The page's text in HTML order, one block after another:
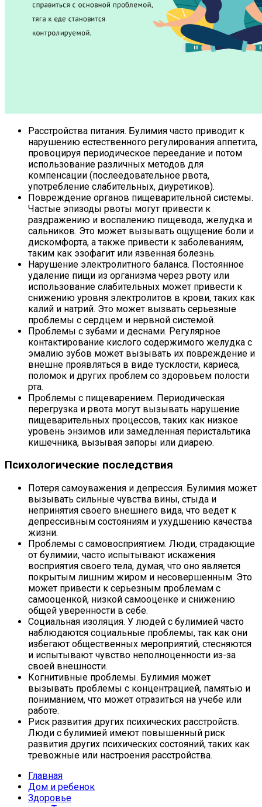
Расстройства питания. Булимия часто приводит к
нарушению естественного регулирования аппетита,
провоцируя периодическое переедание и потом
использование различных методов для
компенсации (послеедовательное рвота,
употребление слабительных, диуретиков).
Повреждение органов пищеварительной системы.
Частые эпизоды рвоты могут привести к
раздражению и воспалению пищевода, желудка и
сальников. Это может вызывать ощущение боли и
дискомфорта, а также привести к заболеваниям,
таким как эзофагит или язвенная болезнь.
Нарушение электролитного баланса. Постоянное
удаление пищи из организма через рвоту или
использование слабительных может привести к
снижению уровня электролитов в крови, таких как
калий и натрий. Это может вызвать серьезные
проблемы с сердцем и нервной системой.
Проблемы с зубами и деснами. Регулярное
контактирование кислого содержимого желудка с
эмалию зубов может вызывать их повреждение и
внешне проявляться в виде тусклости, кариеса,
поломок и других проблем со здоровьем полости
рта.
Проблемы с пищеварением. Периодическая
перегрузка и рвота могут вызывать нарушение
пищеварительных процессов, таких как низкое
уровень энзимов или замедленная перистальтика
кишечника, вызывая запоры или диарею.
Психологические последствия
Потеря самоуважения и депрессия. Булимия может
вызывать сильные чувства вины, стыда и
непринятия своего внешнего вида, что ведет к
депрессивным состояниям и ухудшению качества
жизни.
Проблемы с самовосприятием. Люди, страдающие
от булимии, часто испытывают искажения
восприятия своего тела, думая, что оно является
покрытым лишним жиром и несовершенным. Это
может привести к серьезным проблемам с
самооценкой, низкой самооценке и снижению
общей уверенности в себе.
Социальная изоляция. У людей с булимией часто
наблюдаются социальные проблемы, так как они
избегают общественных мероприятий, стесняются
и испытывают чувство неполноценности из-за
своей внешности.
Когнитивные проблемы. Булимия может
вызывать проблемы с концентрацией, памятью и
пониманием, что может отразиться на учебе или
работе.
Риск развития других психических расстройств.
Люди с булимией имеют повышенный риск
развития других психических состояний, таких как
тревожные или настроения расстройства.
Главная
Дом и ребенок
Здоровье